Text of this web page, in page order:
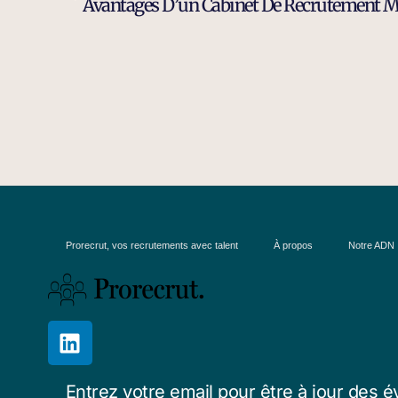
Prorecrut, vos recrutements avec talent À propos Notre ADN
Entrez votre email pour être à jour des